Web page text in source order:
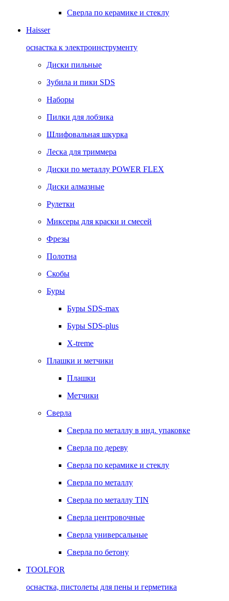
Сверла по керамике и стеклу
Haisser
оснастка к электроинструменту
Диски пильные
Зубила и пики SDS
Наборы
Пилки для лобзика
Шлифовальная шкурка
Леска для триммера
Диски по металлу POWER FLEX
Диски алмазные
Рулетки
Миксеры для краски и смесей
Фрезы
Полотна
Скобы
Буры
Буры SDS-max
Буры SDS-plus
X-treme
Плашки и метчики
Плашки
Метчики
Сверла
Сверла по металлу в инд. упаковке
Сверла по дереву
Сверла по керамике и стеклу
Сверла по металлу
Сверла по металлу TIN
Сверла центровочные
Сверла универсальные
Сверла по бетону
TOOLFOR
оснастка, пистолеты для пены и герметика